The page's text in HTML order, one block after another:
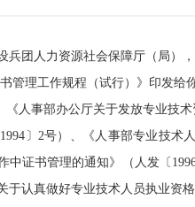
兵团人力资源社会保障厅（局）
管理工作规程（试行）》印发给
《人事部办公厅关于发放专业技
1994 〕 2号）、《人事部专业技术
中证书管理的通知》（人发〔
于认真做好专业技术人员执业资